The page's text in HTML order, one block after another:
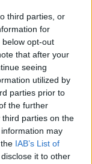
third parties, or
for
opt-out
that after your
seeing
utilized by
parties prior to
the further
parties on the
may
IAB’s List of
it to other